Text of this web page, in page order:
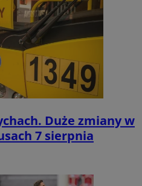
Duże zmiany w
7 sierpnia